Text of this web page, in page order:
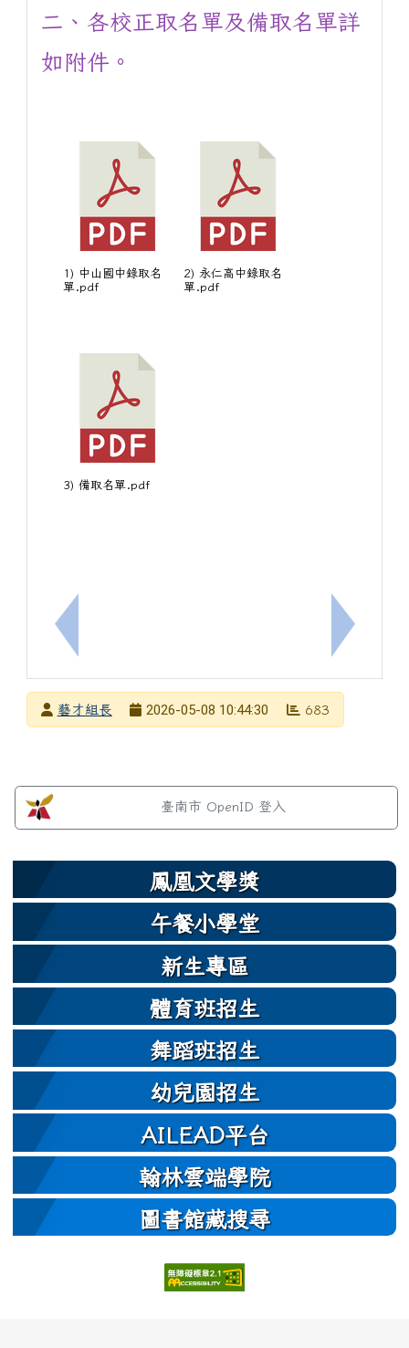
上一筆：轉知國立臺南大學「115 年特教教師 AI 視
二、各校正取名單及備取名單詳
如附件。
1) 中山國中錄取名
單.pdf
2) 永仁高中錄取名
單.pdf
3) 備取名單.pdf
下一筆：
發布者藝才組長
2026-05-08 10:44:30 683
左邊區域內容
臺南市 OpenID 登入
鳳凰文學獎
午餐小學堂
新生專區
體育班招生
舞蹈班招生
幼兒園招生
AILEAD平台
翰林雲端學院
圖書館藏搜尋